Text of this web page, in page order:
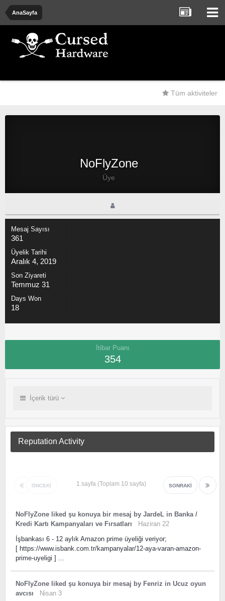
AnaSayfa
Tüm aktiviteler
NoFlyZone
Üye
Mesaj Sayısı
361
Üyelik Tarihi
Aralık 4, 2019
Son Ziyareti
Temmuz 31
Days Won
18
İtibar Puanı
354
İçerik türü
Reputation Activity
ÖNCEKI SONRAKI
1.sayfa (Toplam 10 sayfa)
NoFlyZone liked şu konuya bir mesaj by JardeL in Banka /
Kredi Kartı Kampanyaları ve Fırsatları
Haziran 22
İşbankası 6 - 12 aylık Amazon prime üyeliği veriyor;
[ https://www.isbank.com.tr/kampanyalar/12-aya-varan-amazon-
prime-uyeligi ] ...
NoFlyZone liked şu konuya bir mesaj by Fenriz in Ucuz oyun
avcısı
Nisan 3